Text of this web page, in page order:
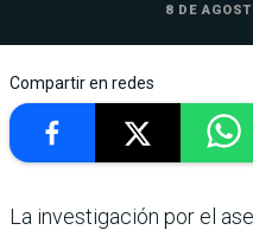
8 DE
Compartir en redes
La investigación por el